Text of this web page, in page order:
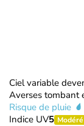
Ciel variable
Averses tombant
Risque de pluie
Indice UV5 Modéré